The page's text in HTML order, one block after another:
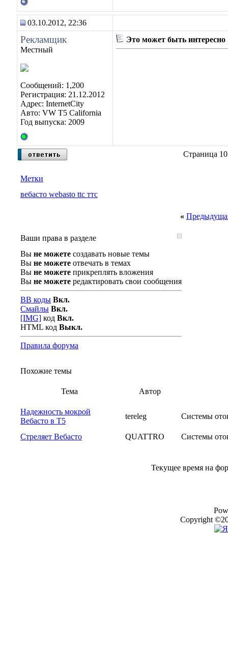
03.10.2012, 22:36
Рекламщик
Местный
Сообщений: 1,200
Регистрация: 21.12.2012
Адрес: InternetCity
Авто: VW T5 California
Год выпуска: 2009
Это может быть интересно
Страница
Метки
вебасто webasto ttc ттс
«
Ваши права в разделе
Вы не можете создавать новые темы
Вы не можете отвечать в темах
Вы не можете прикреплять вложения
Вы не можете редактировать свои сообщения
BB коды Вкл.
Смайлы Вкл.
[IMG] код Вкл.
HTML код Выкл.
Правила форума
Похожие темы
Тема Автор
Надежность мокрой
Вебасто в Т5
tereleg Системы
Стреляет Вебасто QUATTRO Системы
Текущее время на
Copyright